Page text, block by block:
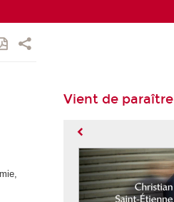
Vient de paraître